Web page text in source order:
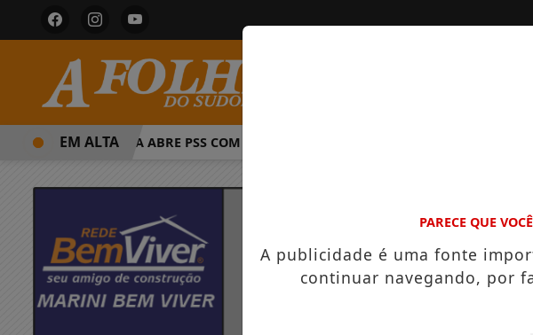
PREFEITURA ABRE PSS COM VAGAS EM SEIS FUNÇÕES E SALÁRIOS QUE
EM ALTA
PARECE QUE
A publicidade é uma fonte
continuar navegando, por